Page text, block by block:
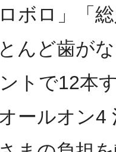
ロボロ」「
んど歯が
トで12本
ールオン4